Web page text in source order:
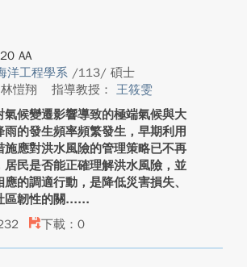
AA
洋工程學系 /113/ 碩士
愷翔
指導教授： 王筱雯
氣候變遷影響導致的極端氣候與大
雨的發生頻率頻繁發生，早期利用
施應對洪水風險的管理策略已不再
居民是否能正確理解洪水風險，並
應的調適行動，是降低災害損失、
區韌性的關...
下載：0